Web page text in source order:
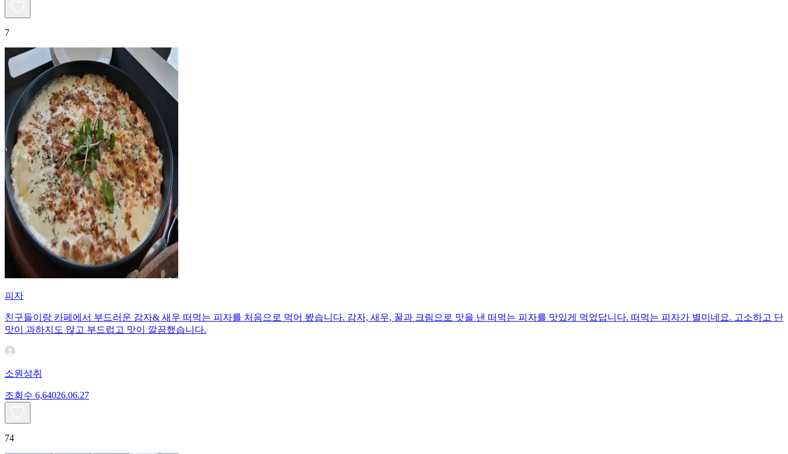
7
피자
친구들이랑 카페에서 부드러운 감자& 새우 떠먹는 피자를 처음으로 먹어 봤습니다. 감자, 새우, 꿀과 크림으로 맛을 낸 떠먹는 피자를 맛있게 먹었답니다. 떠먹는 피자가 별미네요. 고소하고 단
맛이 과하지도 않고 부드럽고 맛이 깔끔했습니다.
소원성취
조회수 6,64026.06.27
74